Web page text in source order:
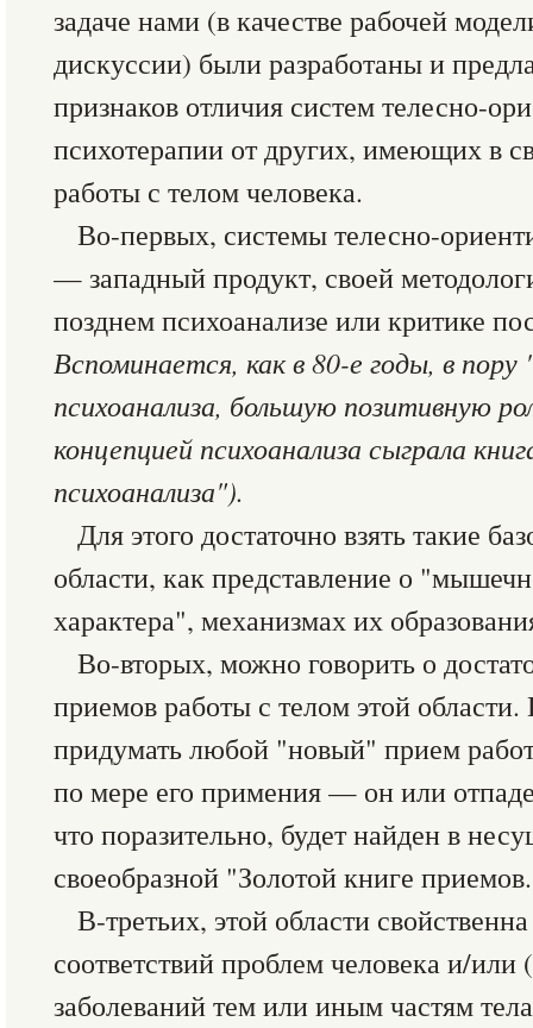
задаче нами (в качестве рабочей
дискуссии) были разработаны и
признаков отличия систем телесно-
психотерапии от других, имеющих в
работы с телом человека.
Во-первых, системы телесно-
— западный продукт, своей
позднем психоанализе или критике
Вспоминается, как в 80-е годы, в
психоанализа, большую позитивную
концепцией психоанализа сыграла
психоанализа").
Для этого достаточно взять такие
области, как представление о
характера", механизмах их
Во-вторых, можно говорить о
приемов работы с телом этой
придумать любой "новый" прием
по мере его примения — он или
что поразительно, будет найден в
своеобразной "Золотой книге
В-третьих, этой области
соответствий проблем человека и/
заболеваний тем или иным частям